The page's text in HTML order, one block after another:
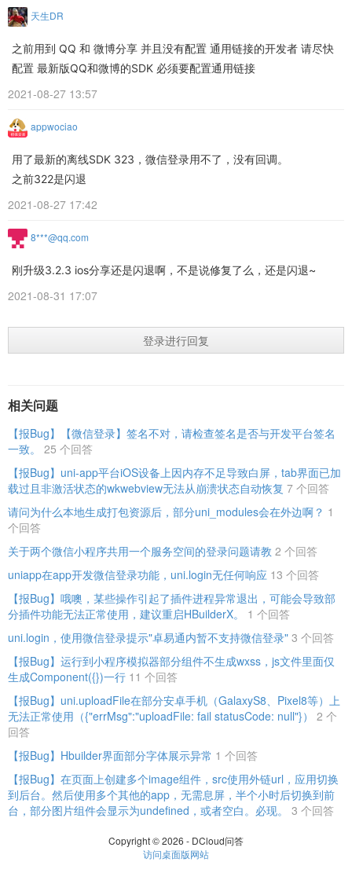
天生DR
之前用到 QQ 和 微博分享 并且没有配置 通用链接的开发者 请尽快
配置 最新版QQ和微博的SDK 必须要配置通用链接
2021-08-27 13:57
appwociao
用了最新的离线SDK 323，微信登录用不了，没有回调。
之前322是闪退
2021-08-27 17:42
8***@qq.com
刚升级3.2.3 ios分享还是闪退啊，不是说修复了么，还是闪退~
2021-08-31 17:07
登录进行回复
相关问题
【报Bug】【微信登录】签名不对，请检查签名是否与开发平台签名
一致。
25 个回答
【报Bug】uni-app平台iOS设备上因内存不足导致白屏，tab界面已加
载过且非激活状态的wkwebview无法从崩溃状态自动恢复 7 个回答
请问为什么本地生成打包资源后，部分uni_modules会在外边啊？ 1
个回答
关于两个微信小程序共用一个服务空间的登录问题请教 2 个回答
uniapp在app开发微信登录功能，uni.login无任何响应 13 个回答
【报Bug】哦噢，某些操作引起了插件进程异常退出，可能会导致部
分插件功能无法正常使用，建议重启HBuilderX。
1 个回答
uni.login，使用微信登录提示"卓易通内暂不支持微信登录" 3 个回答
【报Bug】运行到小程序模拟器部分组件不生成wxss，js文件里面仅
生成Component({})一行 11 个回答
【报Bug】uni.uploadFile在部分安卓手机（GalaxyS8、Pixel8等）上
无法正常使用（{"errMsg":"uploadFile: fail statusCode: null"}）
2 个
回答
【报Bug】Hbuilder界面部分字体展示异常 1 个回答
【报Bug】在页面上创建多个image组件，src使用外链url，应用切换
到后台。然后使用多个其他的app，无需息屏，半个小时后切换到前
台，部分图片组件会显示为undefined，或者空白。必现。
3 个回答
Copyright © 2026 - DCloud问答
访问桌面版网站